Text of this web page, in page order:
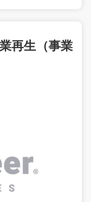
再生（事業